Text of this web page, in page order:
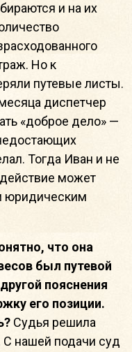
и на их
Но к
путевые листы.
диспетчер
«доброе дело» —
Тогда Иван и не
действие может
юридическим
что она
был путевой
пояснения
его позиции.
Судья решила
С нашей подачи суд